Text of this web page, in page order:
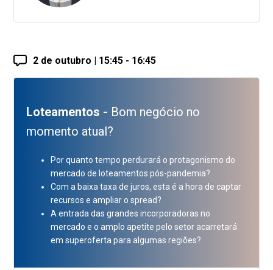
2 de outubro | 15:45 - 16:45
Loteamentos - Bom negócio no
momento atual?
Por quanto tempo perdurará o protagonismo do
mercado de loteamentos pós-pandemia?
Com a baixa taxa de juros, esta é a hora de captar
recursos e ampliar o spread?
A entrada das grandes incorporadoras no
mercado e o amplo apetite pelo setor acarretará
em superoferta para algumas regiões?